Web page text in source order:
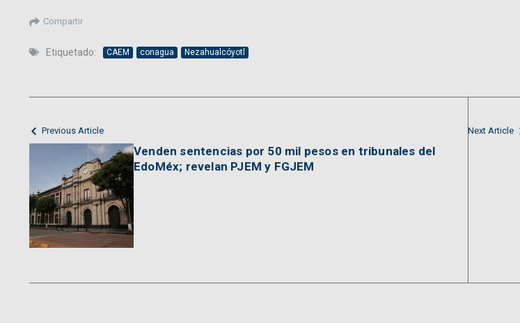
Compartir
Etiquetado: CAEM conagua Nezahualcóyotl
Previous Article
Venden sentencias por 50 mil pesos en tribunales del
EdoMéx; revelan PJEM y FGJEM
Next Article